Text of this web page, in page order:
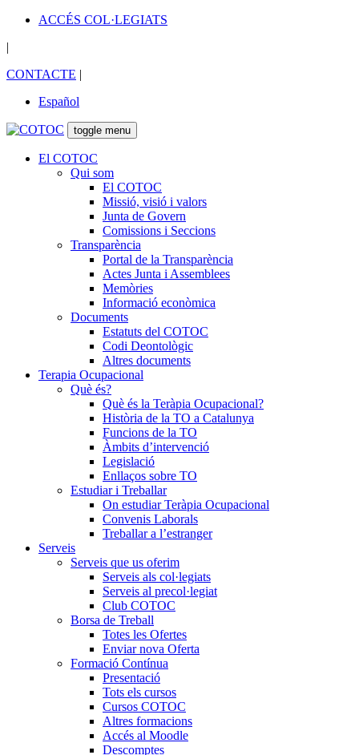
ACCÉS COL·LEGIATS
|
CONTACTE |
Español
toggle menu
El COTOC
Qui som
El COTOC
Missió, visió i valors
Junta de Govern
Comissions i Seccions
Transparència
Portal de la Transparència
Actes Junta i Assemblees
Memòries
Informació econòmica
Documents
Estatuts del COTOC
Codi Deontològic
Altres documents
Terapia Ocupacional
Què és?
Què és la Teràpia Ocupacional?
Història de la TO a Catalunya
Funcions de la TO
Àmbits d’intervenció
Legislació
Enllaços sobre TO
Estudiar i Treballar
On estudiar Teràpia Ocupacional
Convenis Laborals
Treballar a l’estranger
Serveis
Serveis que us oferim
Serveis als col·legiats
Serveis al precol·legiat
Club COTOC
Borsa de Treball
Totes les Ofertes
Enviar nova Oferta
Formació Contínua
Presentació
Tots els cursos
Cursos COTOC
Altres formacions
Accés al Moodle
Descomptes